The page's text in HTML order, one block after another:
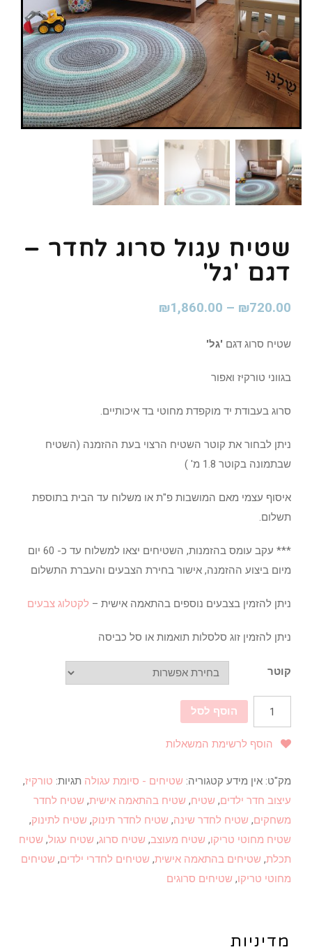
שטיח עגול סרוג לחדר –
דגם 'גל'
₪720.00
–
₪1,860.00
שטיח סרוג דגם 'גל'
בגווני טורקיז ואפור
סרוג בעבודת יד מוקפדת מחוטי בד איכותיים.
ניתן לבחור את קוטר השטיח הרצוי בעת ההזמנה (השטיח
שבתמונה בקוטר 1.8 מ' )
איסוף עצמי מאם המושבות פ"ת או משלוח עד הבית בתוספת
תשלום.
*** עקב עומס בהזמנות, השטיחים יצאו למשלוח עד כ- 60 יום
מיום ביצוע ההזמנה, אישור בחירת הצבעים והעברת התשלום
ניתן להזמין בצבעים נוספים בהתאמה אישית – לקטלוג צבעים
ניתן להזמין זוג סלסלות תואמות או סל כביסה
קוטר
הוסף לסל
הוסף לרשימת המשאלות
מק"ט: אין מידע קטגוריה: שטיחים - סיומת עגולה תגיות: טורקיז,
עיצוב חדר ילדים, שטיח, שטיח בהתאמה אישית, שטיח לחדר
משחקים, שטיח לחדר שינה, שטיח לחדר תינוק, שטיח לתינוק,
שטיח מחוטי טריקו, שטיח מעוצב, שטיח סרוג, שטיח עגול, שטיח
תכלת, שטיחים בהתאמה אישית, שטיחים לחדרי ילדים, שטיחים
מחוטי טריקו, שטיחים סרוגים
מדיניות